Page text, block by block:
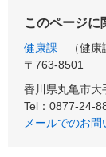
このページに
健康課
健康
〒763-8501
香川県丸亀市
Tel：0877-24-
メールでのお